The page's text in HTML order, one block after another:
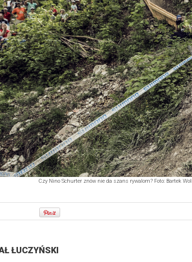
Czy Nino Schurter znów nie da szans rywalom? Foto: Bartek
ŁUCZYŃSKI